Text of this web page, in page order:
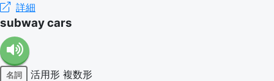
詳細
subway cars
名詞 活用形 複数形